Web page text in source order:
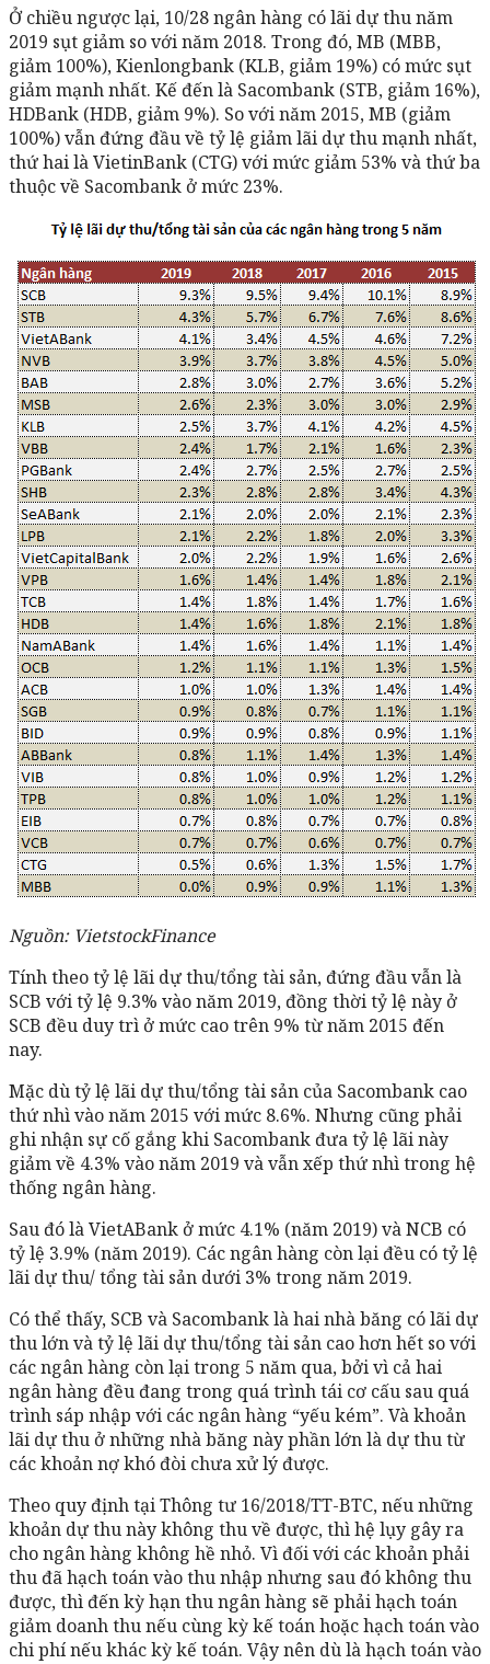
Ở chiều ngược lại, 10/28 ngân hàng có lãi dự thu năm
2019 sụt giảm so với năm 2018. Trong đó, MB (MBB,
giảm 100%), Kienlongbank (KLB, giảm 19%) có mức sụt
giảm mạnh nhất. Kế đến là Sacombank (STB, giảm 16%),
HDBank (HDB, giảm 9%). So với năm 2015, MB (giảm
100%) vẫn đứng đầu về tỷ lệ giảm lãi dự thu mạnh nhất,
thứ hai là VietinBank (CTG) với mức giảm 53% và thứ ba
thuộc về Sacombank ở mức 23%.
Nguồn: VietstockFinance
Tính theo tỷ lệ lãi dự thu/tổng tài sản, đứng đầu vẫn là
SCB với tỷ lệ 9.3% vào năm 2019, đồng thời tỷ lệ này ở
SCB đều duy trì ở mức cao trên 9% từ năm 2015 đến
nay.
Mặc dù tỷ lệ lãi dự thu/tổng tài sản của Sacombank cao
thứ nhì vào năm 2015 với mức 8.6%. Nhưng cũng phải
ghi nhận sự cố gắng khi Sacombank đưa tỷ lệ lãi này
giảm về 4.3% vào năm 2019 và vẫn xếp thứ nhì trong hệ
thống ngân hàng.
Sau đó là VietABank ở mức 4.1% (năm 2019) và NCB có
tỷ lệ 3.9% (năm 2019). Các ngân hàng còn lại đều có tỷ lệ
lãi dự thu/ tổng tài sản dưới 3% trong năm 2019.
Có thể thấy, SCB và Sacombank là hai nhà băng có lãi dự
thu lớn và tỷ lệ lãi dự thu/tổng tài sản cao hơn hết so với
các ngân hàng còn lại trong 5 năm qua, bởi vì cả hai
ngân hàng đều đang trong quá trình tái cơ cấu sau quá
trình sáp nhập với các ngân hàng “yếu kém”. Và khoản
lãi dự thu ở những nhà băng này phần lớn là dự thu từ
các khoản nợ khó đòi chưa xử lý được.
Theo quy định tại Thông tư 16/2018/TT-BTC, nếu những
khoản dự thu này không thu về được, thì hệ lụy gây ra
cho ngân hàng không hề nhỏ. Vì đối với các khoản phải
thu đã hạch toán vào thu nhập nhưng sau đó không thu
được, thì đến kỳ hạn thu ngân hàng sẽ phải hạch toán
giảm doanh thu nếu cùng kỳ kế toán hoặc hạch toán vào
chi phí nếu khác kỳ kế toán. Vậy nên dù là hạch toán vào